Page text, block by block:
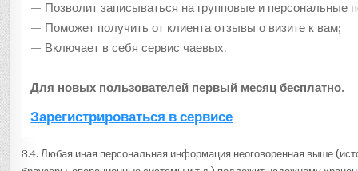
— Позволит записываться на групповые и персональные
— Поможет получить от клиента отзывы о визите к вам;
— Включает в себя сервис чаевых.
Для новых пользователей первый месяц бесплатно.
Зарегистрироваться в сервисе
3.4. Любая иная персональная информация неоговоренная выше